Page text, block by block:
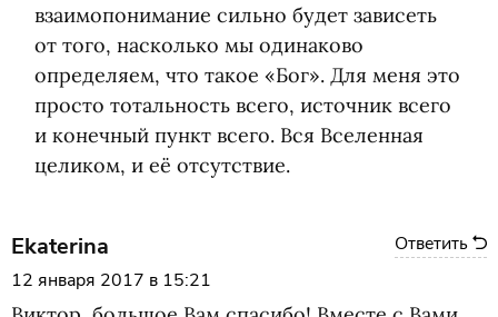
взаимопонимание сильно будет зависеть
от того, насколько мы одинаково
определяем, что такое «Бог». Для меня это
просто тотальность всего, источник всего
и конечный пункт всего. Вся Вселенная
целиком, и её отсутствие.
Ответить
Ekaterina
12 января 2017 в 15:21